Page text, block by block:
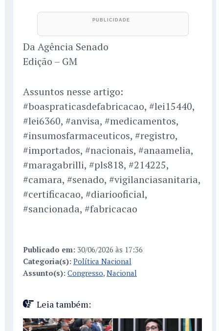
Da Agência Senado
Edição – GM
Assuntos nesse artigo:
#boaspraticasdefabricacao, #lei15440,
#lei6360, #anvisa, #medicamentos,
#insumosfarmaceuticos, #registro,
#importados, #nacionais, #anaamelia,
#maragabrilli, #pls818, #214225,
#camara, #senado, #vigilanciasanitaria,
#certificacao, #diariooficial,
#sancionada, #fabricacao
Publicado em: 30/06/2026 às 17:36
Categoria(s): Política Nacional
Assunto(s): Congresso, Nacional
Leia também: